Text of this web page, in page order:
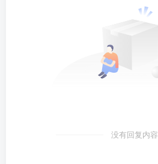
没有回复内容